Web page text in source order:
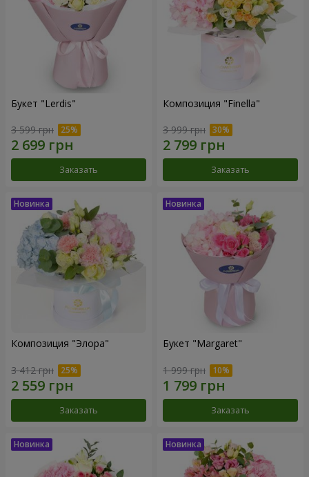
Букет "Lerdis"
3 599 грн
Заказать
Композиция "Finella"
3 999 грн
Заказать
Композиция "Элора"
3 412 грн
Заказать
Букет "Margaret"
1 999 грн
Заказать